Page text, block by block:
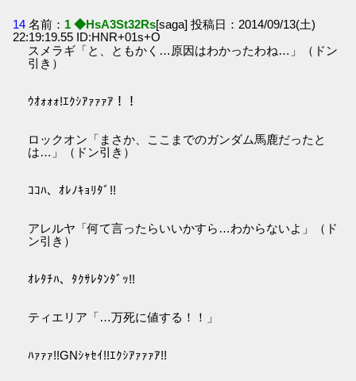
14 名前： 1 ◆HsA3St32Rs[saga] 投稿日：2014/09/13(土)
22:19:19.55 ID:HNR+01s+O
スメラギ「と、ともかく…原因はわかったわね…」（ドン
引き）
ｳｵｫｫｫ!ｴｸｼｱｧｧｧｱ！！
ロックオン「まさか、ここまでのガンダム馬鹿だったと
は…」（ドン引き）
ｺｺﾊ、ｵﾚﾉｷｮﾘﾀﾞ!!
アレルヤ「何て言ったらいいかすら…わからないよ」（ド
ン引き）
ｵﾚﾀﾁﾊ、ﾀｸｻﾚﾀﾝﾀﾞｯ!!
ティエリア「…万死に値する！！」
ﾊｧｧｧ!!GNｼｬｾｲ!!ｴｸｼｱｧｧｧｱ!!